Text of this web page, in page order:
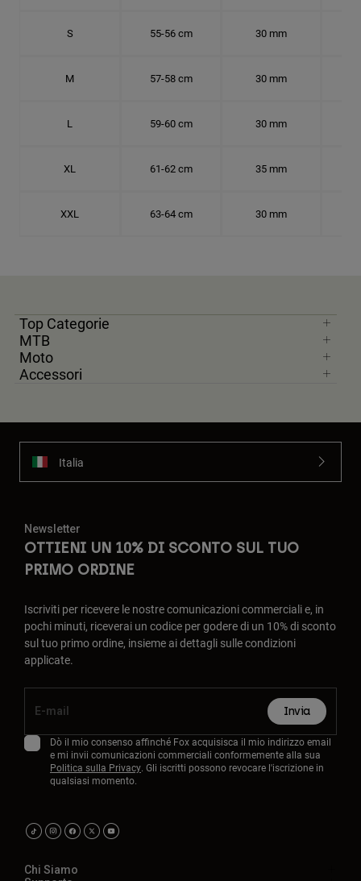
S 55-56 cm 30 mm
M 57-58 cm 30 mm
L 59-60 cm 30 mm
XL 61-62 cm 35 mm
XXL 63-64 cm 30 mm
Top Categorie
MTB
Moto
Accessori
Italia
Newsletter
OTTIENI UN 10% DI SCONTO SUL TUO
PRIMO ORDINE
Iscriviti per ricevere le nostre comunicazioni commerciali e, in
pochi minuti, riceverai un codice per godere di un 10% di sconto
sul tuo primo ordine, insieme ai dettagli sulle condizioni
applicate.
Invia
Dò il mio consenso affinché Fox acquisisca il mio indirizzo email
e mi invii comunicazioni commerciali conformemente alla sua
Politica sulla Privacy. Gli iscritti possono revocare l'iscrizione in
qualsiasi momento.
Chi Siamo